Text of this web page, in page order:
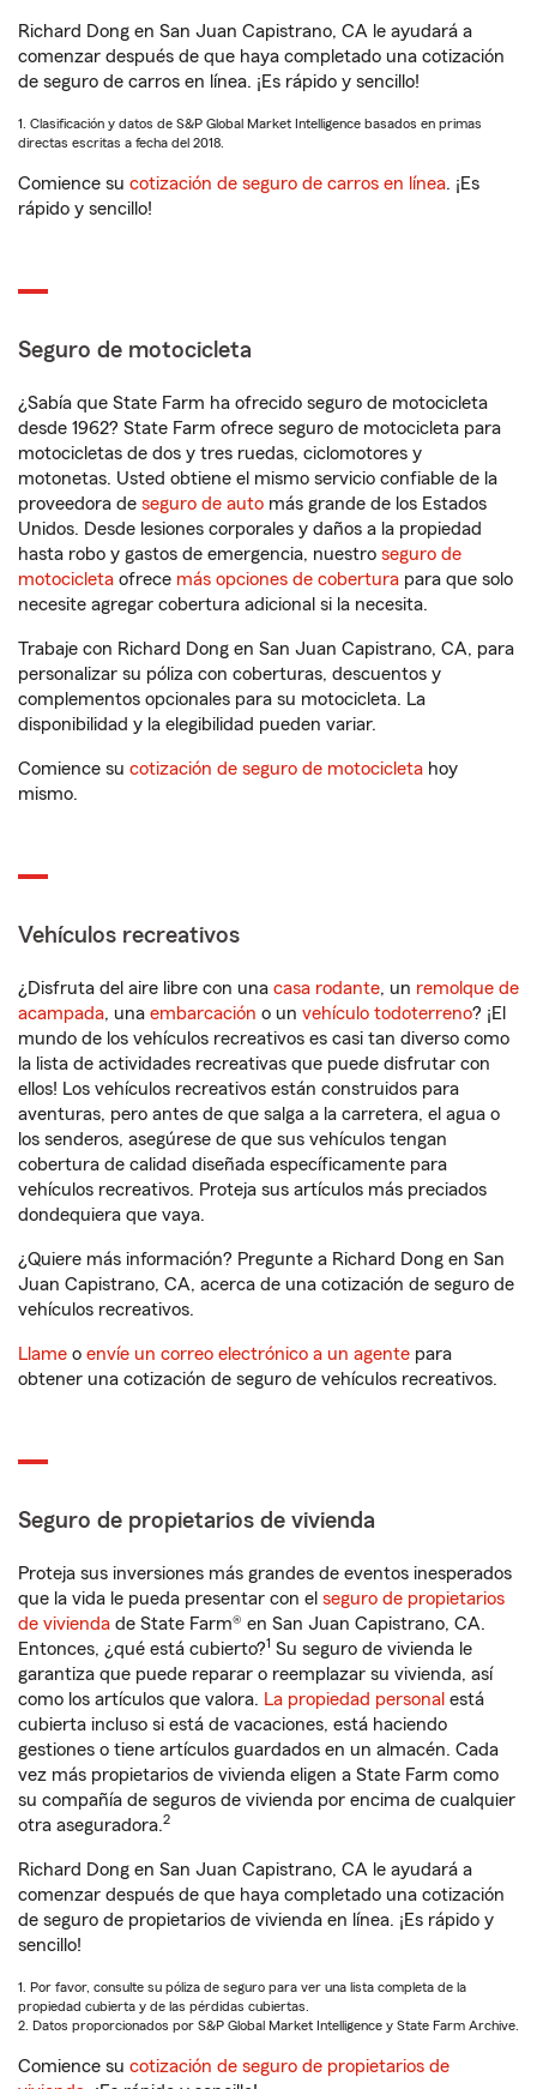
Richard Dong en San Juan Capistrano, CA le ayudará a
comenzar después de que haya completado una cotización
de seguro de carros en línea. ¡Es rápido y sencillo!
1. Clasificación y datos de S&P Global Market Intelligence basados en primas
directas escritas a fecha del 2018.
Comience su cotización de seguro de carros en línea. ¡Es
rápido y sencillo!
Seguro de motocicleta
¿Sabía que State Farm ha ofrecido seguro de motocicleta
desde 1962? State Farm ofrece seguro de motocicleta para
motocicletas de dos y tres ruedas, ciclomotores y
motonetas. Usted obtiene el mismo servicio confiable de la
proveedora de seguro de auto más grande de los Estados
Unidos. Desde lesiones corporales y daños a la propiedad
hasta robo y gastos de emergencia, nuestro seguro de
motocicleta ofrece más opciones de cobertura para que solo
necesite agregar cobertura adicional si la necesita.
Trabaje con Richard Dong en San Juan Capistrano, CA, para
personalizar su póliza con coberturas, descuentos y
complementos opcionales para su motocicleta. La
disponibilidad y la elegibilidad pueden variar.
Comience su cotización de seguro de motocicleta hoy
mismo.
Vehículos recreativos
¿Disfruta del aire libre con una casa rodante, un remolque de
acampada, una embarcación o un vehículo todoterreno? ¡El
mundo de los vehículos recreativos es casi tan diverso como
la lista de actividades recreativas que puede disfrutar con
ellos! Los vehículos recreativos están construidos para
aventuras, pero antes de que salga a la carretera, el agua o
los senderos, asegúrese de que sus vehículos tengan
cobertura de calidad diseñada específicamente para
vehículos recreativos. Proteja sus artículos más preciados
dondequiera que vaya.
¿Quiere más información? Pregunte a Richard Dong en San
Juan Capistrano, CA, acerca de una cotización de seguro de
vehículos recreativos.
Llame o envíe un correo electrónico a un agente para
obtener una cotización de seguro de vehículos recreativos.
Seguro de propietarios de vivienda
Proteja sus inversiones más grandes de eventos inesperados
que la vida le pueda presentar con el seguro de propietarios
de vivienda de State Farm® en San Juan Capistrano, CA.
Entonces, ¿qué está cubierto?1 Su seguro de vivienda le
garantiza que puede reparar o reemplazar su vivienda, así
como los artículos que valora. La propiedad personal está
cubierta incluso si está de vacaciones, está haciendo
gestiones o tiene artículos guardados en un almacén. Cada
vez más propietarios de vivienda eligen a State Farm como
su compañía de seguros de vivienda por encima de cualquier
otra aseguradora.2
Richard Dong en San Juan Capistrano, CA le ayudará a
comenzar después de que haya completado una cotización
de seguro de propietarios de vivienda en línea. ¡Es rápido y
sencillo!
1. Por favor, consulte su póliza de seguro para ver una lista completa de la
propiedad cubierta y de las pérdidas cubiertas.
2. Datos proporcionados por S&P Global Market Intelligence y State Farm Archive.
Comience su cotización de seguro de propietarios de